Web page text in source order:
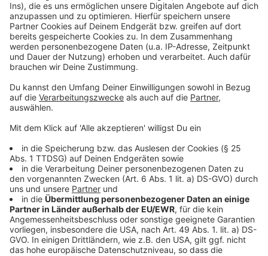
noch einmal unser Überblick über die Leverkusener
Kandidierenden!
Anzeige
Weitere Meldungen aus Leverkusen
Anzeige
So würden die Jugendlichen in Leverkusen wählen
Großteil der Wahllokale in Leverkusen barrierefrei
Leverkusener Rat: Interimsfeuerwache bleibt
Zwischenlösung